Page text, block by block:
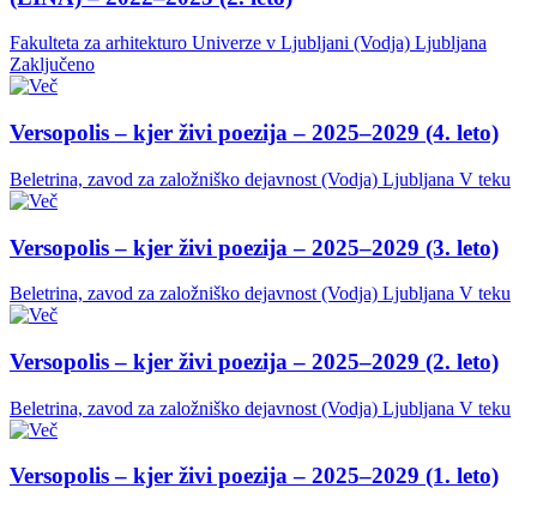
Fakulteta za arhitekturo Univerze v Ljubljani (Vodja) Ljubljana
Zaključeno
Versopolis – kjer živi poezija – 2025–2029 (4. leto)
Beletrina, zavod za založniško dejavnost (Vodja) Ljubljana V teku
Versopolis – kjer živi poezija – 2025–2029 (3. leto)
Beletrina, zavod za založniško dejavnost (Vodja) Ljubljana V teku
Versopolis – kjer živi poezija – 2025–2029 (2. leto)
Beletrina, zavod za založniško dejavnost (Vodja) Ljubljana V teku
Versopolis – kjer živi poezija – 2025–2029 (1. leto)